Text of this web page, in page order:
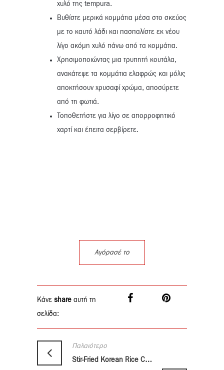
χυλό της tempura.
Βυθίστε μερικά κομμάτια μέσα στο σκεύος
με το καυτό λάδι και πασπαλίστε εκ νέου
λίγο ακόμη χυλό πάνω από τα κομμάτια.
Χρησιμοποιώντας μια τρυπητή κουτάλα,
ανακάτεψε τα κομμάτια ελαφρώς και μόλις
αποκτήσουν χρυσαφί χρώμα, αποσύρετε
από τη φωτιά.
Τοποθετήστε για λίγο σε απορροφητικό
χαρτί και έπειτα σερβίρετε.
Αγόρασέ το
Κάνε share αυτή τη
σελίδα:
Παλαιότερο
Stir-Fried Korean Rice Cakes